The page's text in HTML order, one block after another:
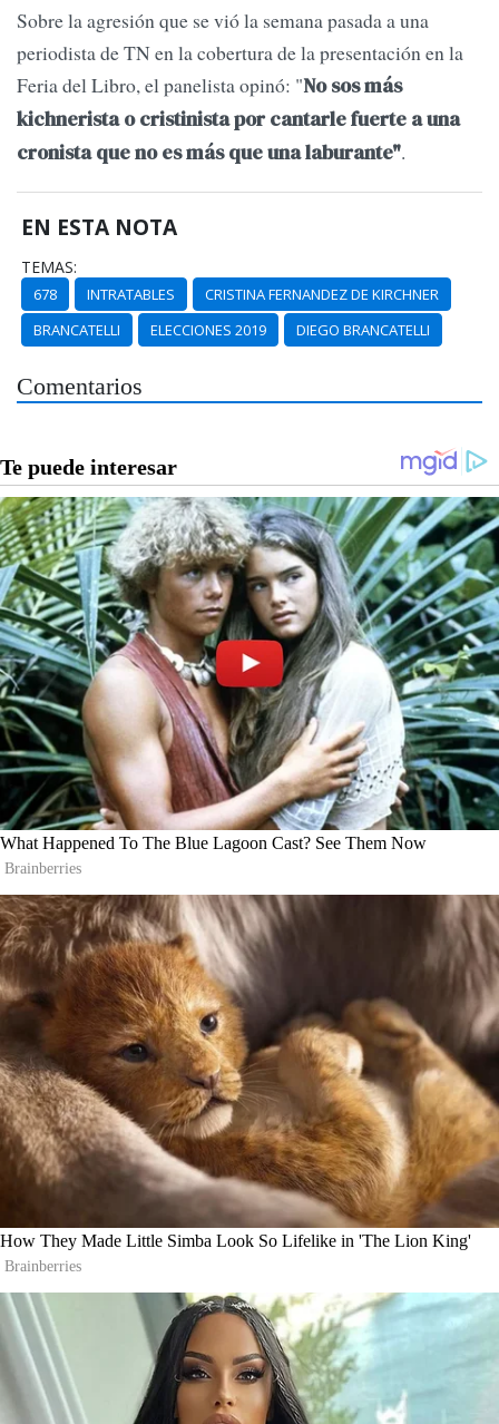
Sobre la agresión que se vió la semana pasada a una
periodista de TN en la cobertura de la presentación en la
Feria del Libro, el panelista opinó: "No sos más
kichnerista o cristinista por cantarle fuerte a una
cronista que no es más que una laburante".
EN ESTA NOTA
TEMAS:
678 INTRATABLES
CRISTINA FERNANDEZ DE KIRCHNER
BRANCATELLI
ELECCIONES 2019 DIEGO BRANCATELLI
Comentarios